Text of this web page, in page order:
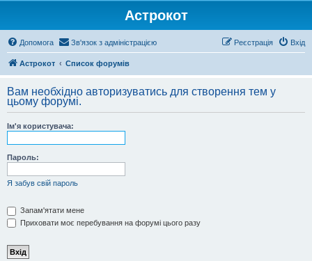
Астрокот
Допомога Зв'язок з адміністрацією Вхід
Реєстрація
Астрокот Список форумів
Вам необхідно авторизуватись для створення тем у
цьому форумі.
Ім'я користувача:
Пароль:
Я забув свій пароль
Запам'ятати мене
Приховати моє перебування на форумі цього разу